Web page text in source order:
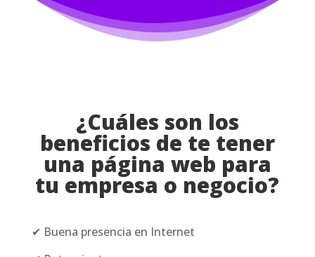
¿Cuáles son los
beneficios de te tener
una página web para
tu empresa o negocio?
✔ Buena presencia en Internet